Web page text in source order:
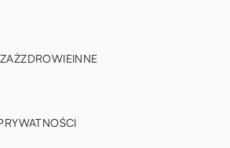
ZDROWIEINNE